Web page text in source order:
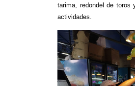
tarima, redondel de
actividades.